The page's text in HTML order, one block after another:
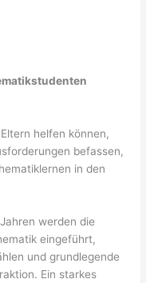
helfen können,
befassen,
in den
werden die
eingeführt,
und grundlegende
Ein starkes